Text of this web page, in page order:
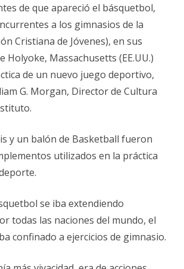
de que apareció el básquetbol,
a los gimnasios de la
Cristiana de Jóvenes), en sus
Holyoke, Massachusetts (EE.UU.)
de un nuevo juego deportivo,
G. Morgan, Director de Cultura
y un balón de Basketball fueron
utilizados en la práctica
se iba extendiendo
todas las naciones del mundo, el
confinado a ejercicios de gimnasio.